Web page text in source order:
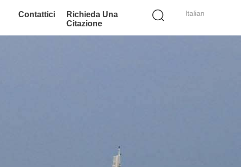
Italian
Contattici
Richieda Una
Citazione